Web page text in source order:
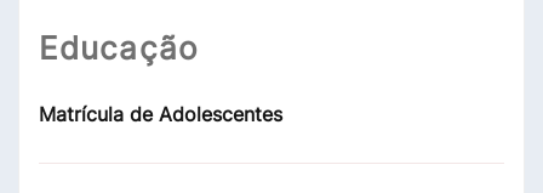
Educação
Matrícula de Adolescentes